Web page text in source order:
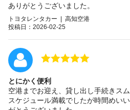
ありがとうございました。
トヨタレンタカー | 高知空港
投稿日：2026-02-25
とにかく便利
空港までお迎え、貸し出し手続きス
スケジュール満載でしたが時間めい